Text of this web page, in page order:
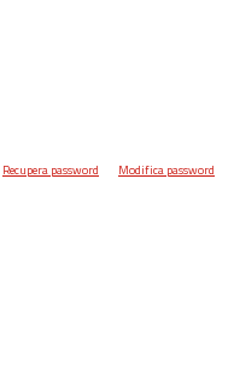
Recupera password Modifica password